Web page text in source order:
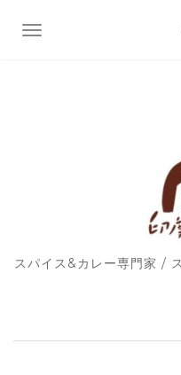
ナビゲーション切り替え
スパイス&カレー専門家 /